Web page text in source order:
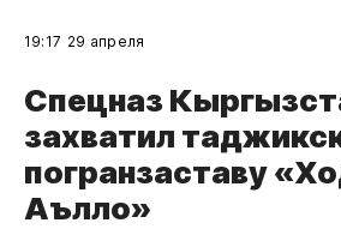
19:17 29 апреля
Спецназ
захватил
погранзаставу
Аълло»